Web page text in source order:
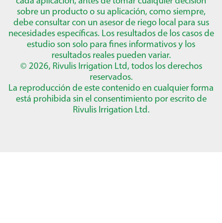
sobre un producto o su aplicación, como siempre,
debe consultar con un asesor de riego local para sus
necesidades específicas. Los resultados de los casos de
estudio son solo para fines informativos y los
resultados reales pueden variar.
© 2026, Rivulis Irrigation Ltd, todos los derechos
reservados.
La reproducción de este contenido en cualquier forma
está prohibida sin el consentimiento por escrito de
Rivulis Irrigation Ltd.